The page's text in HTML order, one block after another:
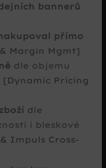
bannerů
přímo
Margin Mgmt]
dle objemu
[Dynamic Pricing
dle
i bleskové
Impuls Cross-